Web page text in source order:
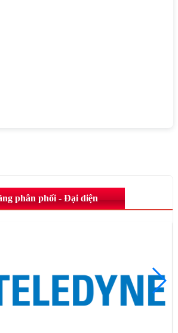
phân phối - Đại diện